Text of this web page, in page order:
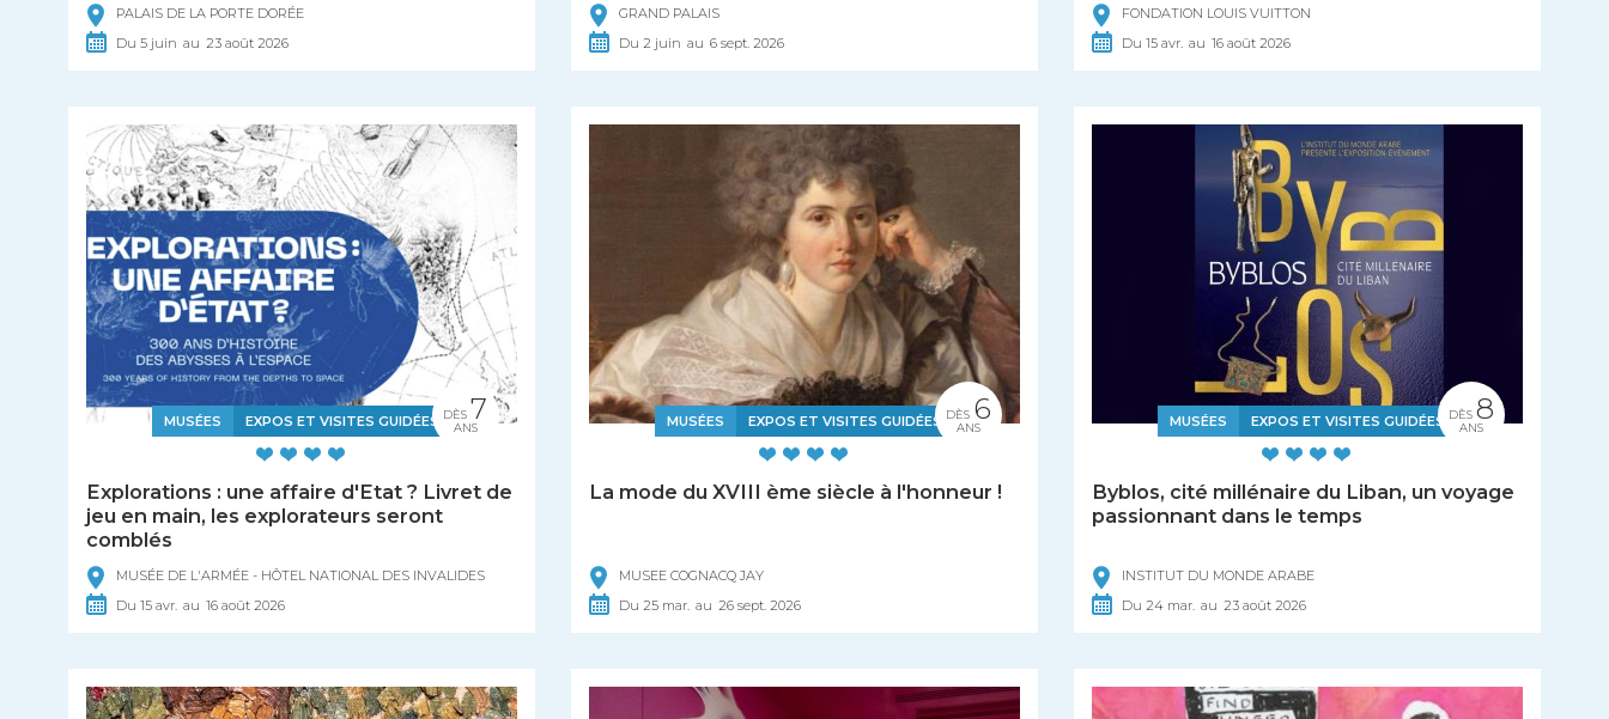
PALAIS DE LA PORTE DORÉE
Du 5 juin au 23 août2026
GRAND PALAIS
Du 2 juin au 6 sept.2026
FONDATION LOUIS VUITTON
Du15avr. au 16août 2026
MUSÉES EXPOS ET VISITES GUIDÉES
Explorations : une affaire d'Etat ? Livret de
jeu en main, les explorateurs seront
comblés
MUSÉE DE L'ARMÉE - HÔTEL NATIONAL DES INVALIDES
Du 15 avr. au 16 août2026
DÈS 7
ANS MUSÉES EXPOS ET VISITES GUIDÉES
La mode du XVIII ème siècle à l'honneur !
MUSEE COGNACQ JAY
Du 25 mar. au 26 sept.2026
DÈS 6
ANS MUSÉES EXPOS ET VISITES GUIDÉES
Byblos, cité millénaire du Liban, un voyage
passionnant dans le temps
INSTITUT DU MONDE ARABE
Du24 mar. au 23août 2026
DÈS8
ANS